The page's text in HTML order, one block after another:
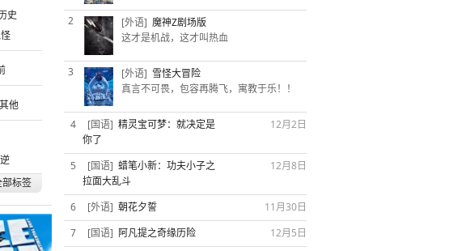
史
其他
标签
2 [外语] 魔神Z剧场版
这才是机战，这才叫热血
3 [外语] 雪怪大冒险
真言不可畏，包容再腾飞，寓教于乐！！
4 [国语] 精灵宝可梦：就决定是
你了
12月2日
5 [国语] 蜡笔小新：功夫小子之
拉面大乱斗
12月8日
6 [外语] 朝花夕誓
11月30日
7
[国语] 阿凡提之奇缘历险
12月5日